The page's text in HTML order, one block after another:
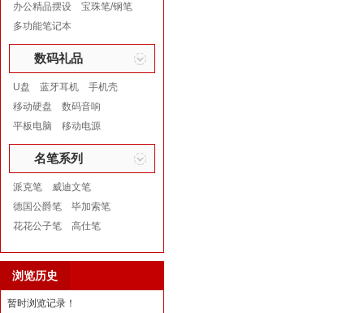
办公精品摆设
宝珠笔/钢笔
多功能笔记本
数码礼品
U盘 蓝牙耳机
手机壳
移动硬盘
数码音响
平板电脑
移动电源
名笔系列
派克笔
威迪文笔
德国公爵笔
毕加索笔
花花公子笔
高仕笔
浏览历史
暂时浏览记录！